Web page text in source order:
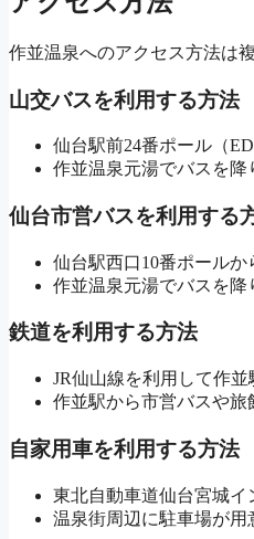
作並温泉へのアクセス方法は
山交バスを利用する方法
仙台駅前24番ポール（
作並温泉元湯でバスを降
仙台市営バスを利用する
仙台駅西口10番ポールか
作並温泉元湯でバスを降
鉄道を利用する方法
JR仙山線を利用して作並
作並駅から市営バスや旅
自家用車を利用する方法
東北自動車道仙台宮城イ
温泉街周辺に駐車場が用